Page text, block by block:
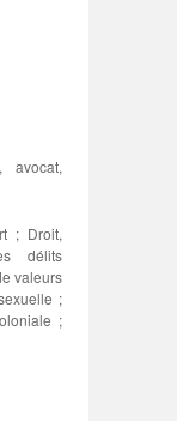
avocat,
; Droit,
délits
valeurs
;
;